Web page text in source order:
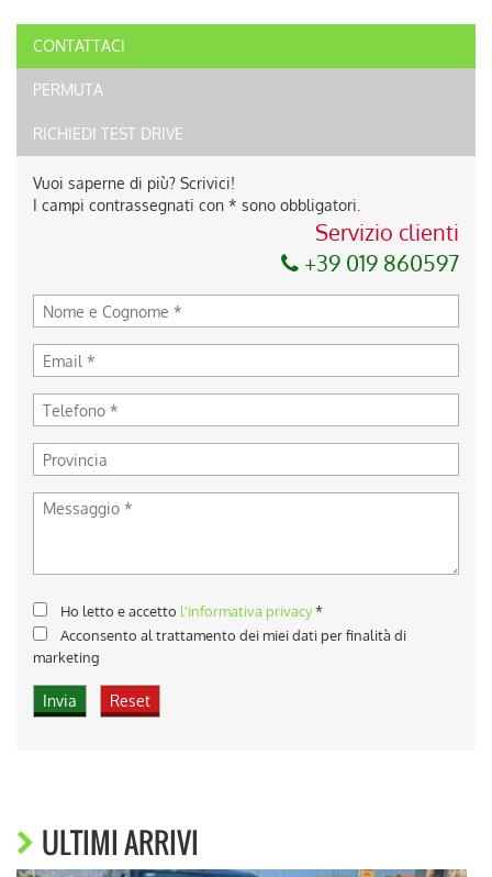
CONTATTACI
PERMUTA
RICHIEDI TEST DRIVE
Vuoi saperne di più? Scrivici!
I campi contrassegnati con * sono obbligatori.
Servizio clienti
+39 019 860597
Ho letto e accetto l'informativa privacy*
Acconsento al trattamento dei miei dati per finalità di
marketing
ULTIMI ARRIVI